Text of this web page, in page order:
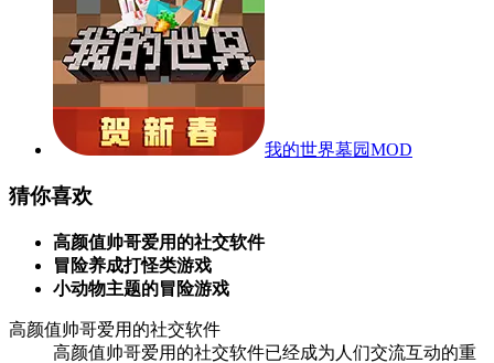
我的世界墓园MOD
猜你喜欢
高颜值帅哥爱用的社交软件
冒险养成打怪类游戏
小动物主题的冒险游戏
高颜值帅哥爱用的社交软件
高颜值帅哥爱用的社交软件已经成为人们交流互动的重